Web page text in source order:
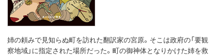
姉の頼みで見知らぬ町を訪れた翻訳家の宮原。そこは政府の「要観
察地域」に指定された場所だった。町の御神体となりかけた姉を救